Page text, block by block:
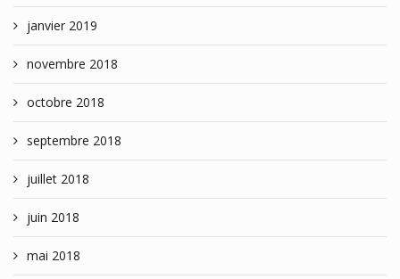
janvier 2019
novembre 2018
octobre 2018
septembre 2018
juillet 2018
juin 2018
mai 2018